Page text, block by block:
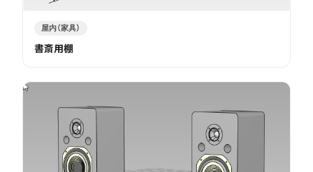
屋内（家具）
書斎用棚